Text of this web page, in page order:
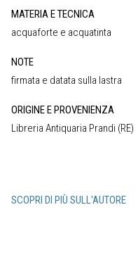
MATERIA E TECNICA
acquaforte e acquatinta
NOTE
firmata e datata sulla lastra
ORIGINE E PROVENIENZA
Libreria Antiquaria Prandi (RE)
SCOPRI DI PIÙ SULL'AUTORE